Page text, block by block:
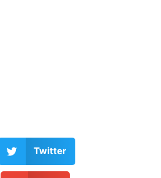
Twitter